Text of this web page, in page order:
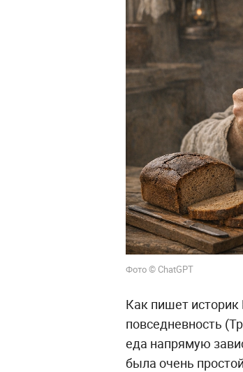
Фото © ChatGPT
Как пишет историк
повседневность
еда напрямую
была очень